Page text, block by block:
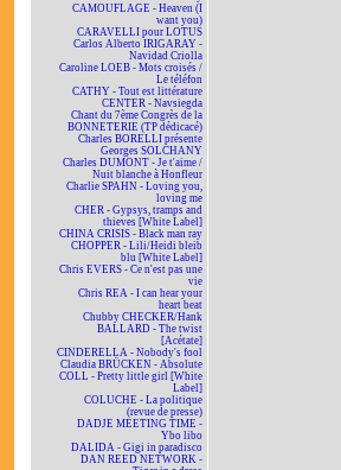
CAMOUFLAGE - Heaven (I
want you)
CARAVELLI pour LOTUS
Carlos Alberto IRIGARAY -
Navidad Criolla
Caroline LOEB - Mots croisés /
Le téléfon
CATHY - Tout est littérature
CENTER - Navsiegda
Chant du 7ème Congrès de la
BONNETERIE (TP dédicacé)
Charles BORELLI présente
Georges SOLCHANY
Charles DUMONT - Je t'aime /
Nuit blanche à Honfleur
Charlie SPAHN - Loving you,
loving me
CHER - Gypsys, tramps and
thieves [White Label]
CHINA CRISIS - Black man ray
CHOPPER - Lili/Heidi bleib
blu [White Label]
Chris EVERS - Ce n'est pas une
vie
Chris REA - I can hear your
heart beat
Chubby CHECKER/Hank
BALLARD - The twist
[Acétate]
CINDERELLA - Nobody's fool
Claudia BRÜCKEN - Absolute
COLL - Pretty little girl [White
Label]
COLUCHE - La politique
(revue de presse)
DADJE MEETING TIME -
Ybo libo
DALIDA - Gigi in paradisco
DAN REED NETWORK -